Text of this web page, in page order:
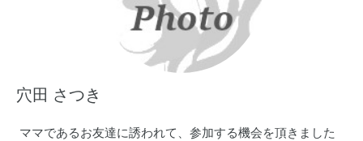
穴田 さつき
ママであるお友達に誘われて、参加する機会を頂きました